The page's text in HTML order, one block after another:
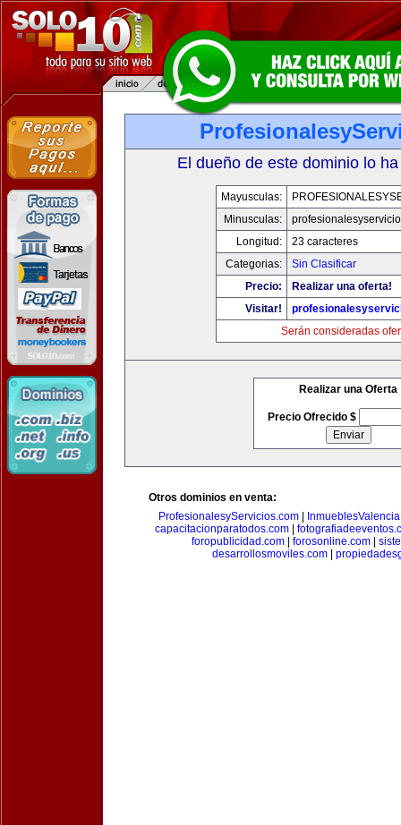
El dueño de este dominio lo
Mayusculas:
Minusculas:
Longitud:
23 caracteres
Categorias:
Sin Clasificar
Precio:
Realizar una oferta!
Visitar!
Serán consideradas
Realizar una Oferta
Precio Ofrecido $
Otros dominios en venta:
ProfesionalesyServicios.com|
capacitacionparatodos.com|
foropublicidad.com
forosonline.com
desarrollosmoviles.com|